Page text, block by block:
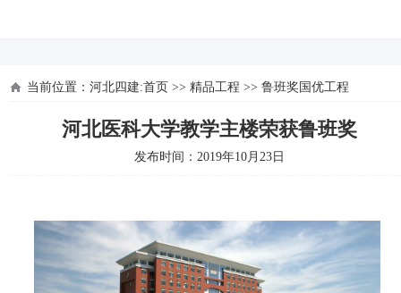
当前位置： 河北四建:首页 >> 精品工程 >> 鲁班奖国优工程
河北医科大学教学主楼荣获鲁班奖
发布时间：2019年10月23日